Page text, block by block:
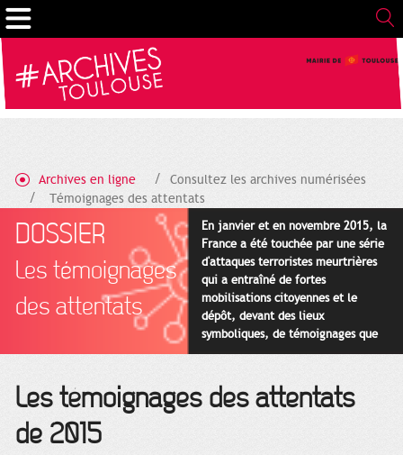
Archives en ligne
Consultez les archives numérisées
Témoignages des attentats
DOSSIER
Les témoignages
des attentats
En janvier et en novembre 2015, la
France a été touchée par une série
d'attaques terroristes meurtrières
qui a entraîné de fortes
mobilisations citoyennes et le
dépôt, devant des lieux
symboliques, de témoignages que
certains services d'Archives ont
Les témoignages des attentats
de 2015
Gestion de vos préférences sur les cookies